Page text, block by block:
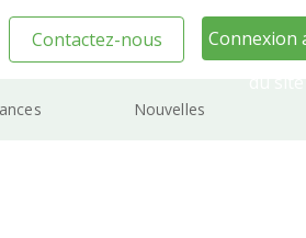
Contactez-nous
Connexion
Nouvelles